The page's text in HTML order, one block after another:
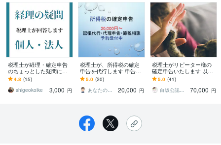
税理士が経理・確定申告
のちょっとした疑問に答
えます 自分で経理してい
る個人事業主・ひとり社
長へ
4.8 (15)
shigeokoike
3,000 円
税理士が、所得税の確定
申告を代行します 申告書
の作成から提出、節税と
経営のサポート
5.0 (20)
あなたの相談に答える税理士・FP
20,000 円
税理士がリピーター様の
確定申告いたします 以前
申告のご依頼をいただい
た方限定
5.0 (41)
白坂公認会計士事務所
70,000 円